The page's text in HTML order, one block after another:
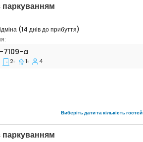
(14 днів до прибуття)
Умаг - Umag A-7109-a
7109-a
2 1 4
Виберіть дати та кількість гостей